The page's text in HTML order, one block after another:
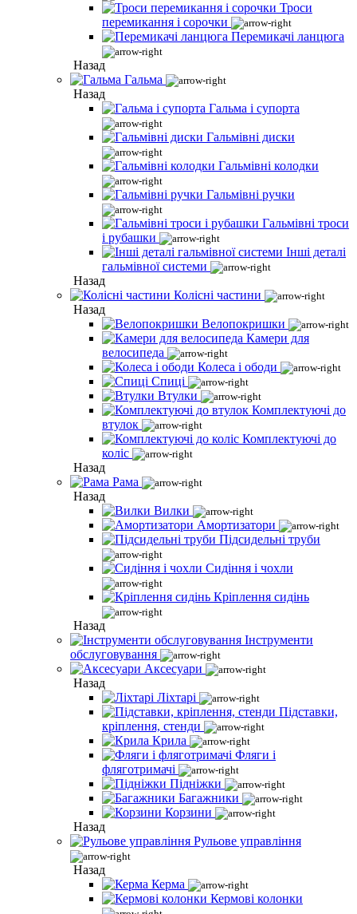
Троси
перемикання і сорочки
Перемикачі ланцюга
Назад
Гальма
Назад
Гальма і супорта
Гальмівні диски
Гальмівні колодки
Гальмівні ручки
Гальмівні троси
і рубашки
Інші деталі
гальмівної системи
Назад
Колісні частини
Назад
Велопокришки
Камери для
велосипеда
Колеса і ободи
Спиці
Втулки
Комплектуючі до
втулок
Комплектуючі до
коліс
Назад
Рама
Назад
Вилки
Амортизатори
Підсидельні труби
Сидіння і чохли
Кріплення сидінь
Назад
Інструменти
обслуговування
Аксесуари
Назад
Ліхтарі
Підставки,
кріплення, стенди
Крила
Фляги і
фляготримачі
Підніжки
Багажники
Корзини
Назад
Рульове управління
Назад
Керма
Кермові колонки